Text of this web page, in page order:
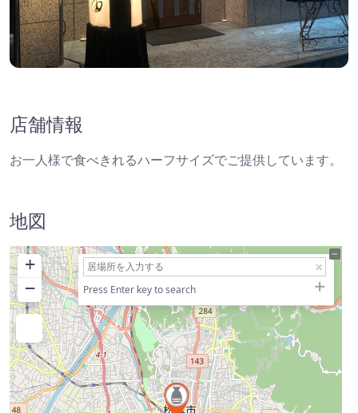
店舗情報
お一人様で食べきれるハーフサイズでご提供しています。
地図
+
−
Press Enter key to search